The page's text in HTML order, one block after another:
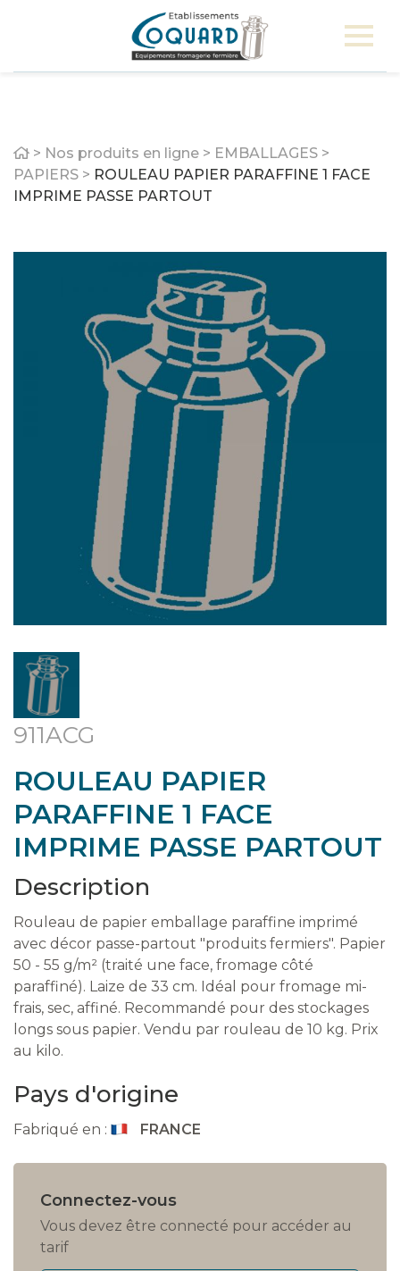
Home
> Nos produits en ligne > EMBALLAGES >
PAPIERS > ROULEAU PAPIER PARAFFINE 1 FACE
IMPRIME PASSE PARTOUT
911ACG
ROULEAU PAPIER
PARAFFINE 1 FACE
IMPRIME PASSE PARTOUT
Description
Rouleau de papier emballage paraffine imprimé
avec décor passe-partout "produits fermiers". Papier
50 - 55 g/m² (traité une face, fromage côté
paraffiné). Laize de 33 cm. Idéal pour fromage mi-
frais, sec, affiné. Recommandé pour des stockages
longs sous papier. Vendu par rouleau de 10 kg. Prix
au kilo.
Pays d'origine
Fabriqué en : FRANCE
Connectez-vous
Vous devez être connecté pour accéder au
tarif